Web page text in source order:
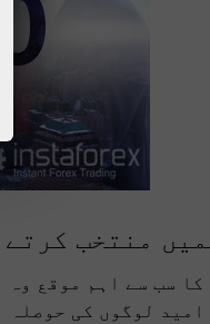
سب سے اہم موقع
لوگوں کی